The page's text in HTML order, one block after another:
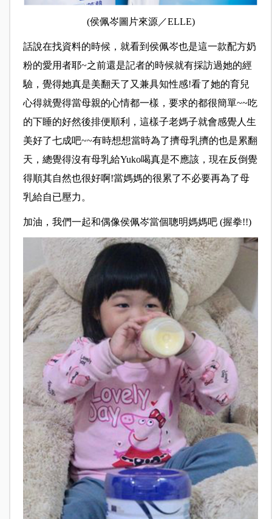
(侯佩岑圖片來源／ELLE)
話說在找資料的時候，就看到侯佩岑也是這一款配方奶
粉的愛用者耶~之前還是記者的時候就有採訪過她的經
驗，覺得她真是美翻天了又兼具知性感!看了她的育兒
心得就覺得當母親的心情都一樣，要求的都很簡單~~吃
的下睡的好然後排便順利，這樣子老媽子就會感覺人生
美好了七成吧~~有時想想當時為了擠母乳擠的也是累翻
天，總覺得沒有母乳給Yuko喝真是不應該，現在反倒覺
得順其自然也很好啊!當媽媽的很累了不必要再為了母
乳給自已壓力。
加油，我們一起和偶像侯佩岑當個聰明媽媽吧 (握拳!!)